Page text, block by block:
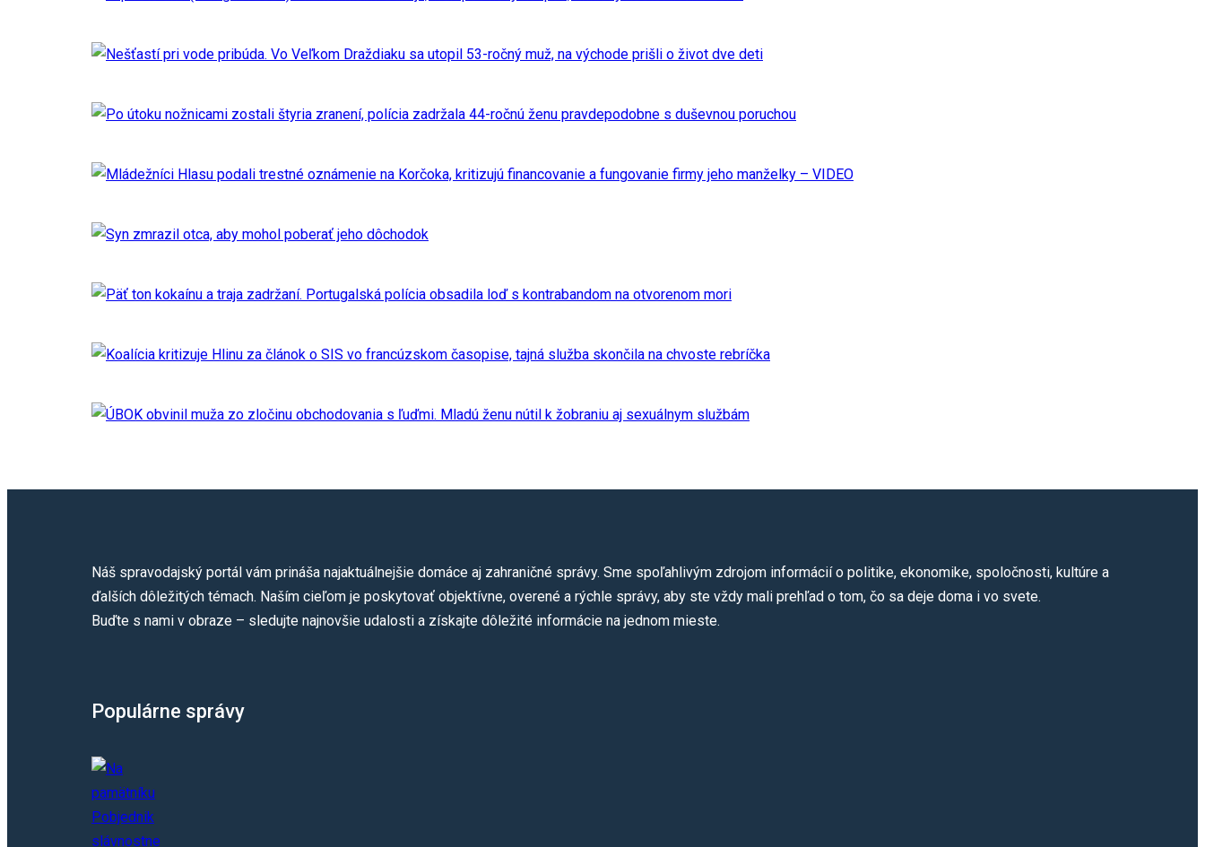
Náš spravodajský portál vám prináša najaktuálnejšie domáce aj zahraničné správy. Sme spoľahlivým zdrojom informácií o politike, ekonomike, spoločnosti, kultúre a
ďalších dôležitých témach. Naším cieľom je poskytovať objektívne, overené a rýchle správy, aby ste vždy mali prehľad o tom, čo sa deje doma i vo svete.
Buďte s nami v obraze – sledujte najnovšie udalosti a získajte dôležité informácie na jednom mieste.
Populárne správy